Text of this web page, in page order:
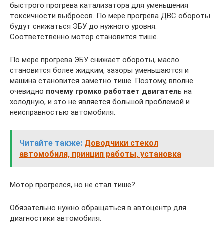
быстрого прогрева катализатора для уменьшения
токсичности выбросов. По мере прогрева ДВС обороты
будут снижаться ЭБУ до нужного уровня.
Соответственно мотор становится тише.
По мере прогрева ЭБУ снижает обороты, масло
становится более жидким, зазоры уменьшаются и
машина становится заметно тише. Поэтому, вполне
очевидно почему громко работает двигатель на
холодную, и это не является большой проблемой и
неисправностью автомобиля.
Читайте также: Доводчики стекол
автомобиля, принцип работы, установка
Мотор прогрелся, но не стал тише?
Обязательно нужно обращаться в автоцентр для
диагностики автомобиля.